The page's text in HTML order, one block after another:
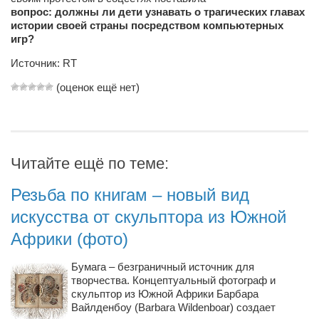
«Траверс» — экипировочный центр
Александр Кугук
Сергей Коноз
Звукорежиссёры
Alfom Studio
Писатели
Поэты
вопрос: должны ли дети узнавать о трагических главах
истории своей страны посредством компьютерных
игр?
Источник: RT
(оценок ещё нет)
Читайте ещё по теме:
Резьба по книгам – новый вид
искусства от скульптора из Южной
Африки (фото)
Бумага – безграничный источник для
творчества. Концептуальный фотограф и
скульптор из Южной Африки Барбара
Вайлденбоу (Barbara Wildenboar) создает